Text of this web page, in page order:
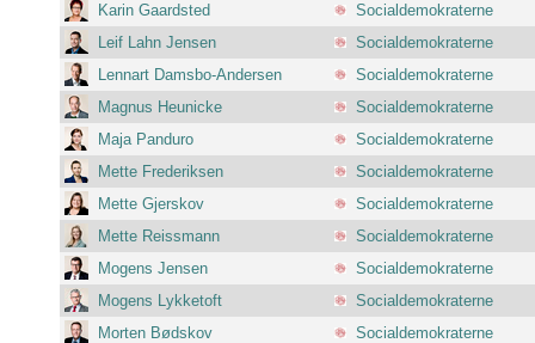
Karin Gaardsted
Socialdemokraterne
Leif Lahn Jensen
Socialdemokraterne
Lennart Damsbo-Andersen
Socialdemokraterne
Magnus Heunicke
Socialdemokraterne
Maja Panduro
Socialdemokraterne
Mette Frederiksen
Socialdemokraterne
Mette Gjerskov
Socialdemokraterne
Mette Reissmann
Socialdemokraterne
Mogens Jensen
Socialdemokraterne
Mogens Lykketoft
Socialdemokraterne
Morten Bødskov
Socialdemokraterne